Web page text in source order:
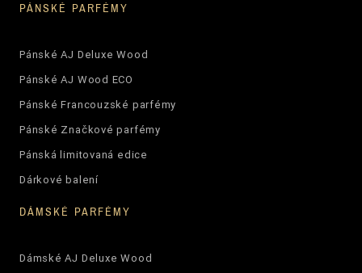
PÁNSKÉ PARFÉMY
Pánské AJ Deluxe Wood
Pánské AJ Wood ECO
Pánské Francouzské parfémy
Pánské Značkové parfémy
Pánská limitovaná edice
Dárkové balení
DÁMSKÉ PARFÉMY
Dámské AJ Deluxe Wood